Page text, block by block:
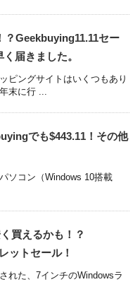
Geekbuying11.11セー
届きました。
ピングサイトはいくつもあり
末に行 ...
でも$443.11！その他
ソコン（Windows 10搭載
買えるかも！？
ットセール！
れた、7インチのWindowsラ